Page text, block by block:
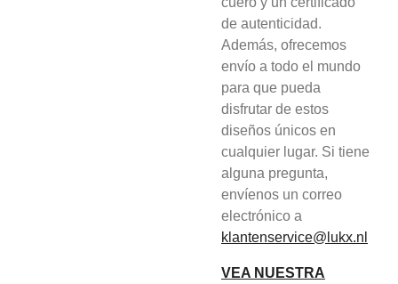
de autenticidad.
Además, ofrecemos
envío a todo el mundo
para que pueda
disfrutar de estos
diseños únicos en
cualquier lugar. Si tiene
alguna pregunta,
envíenos un correo
electrónico a
klantenservice@lukx.nl
VEA NUESTRA